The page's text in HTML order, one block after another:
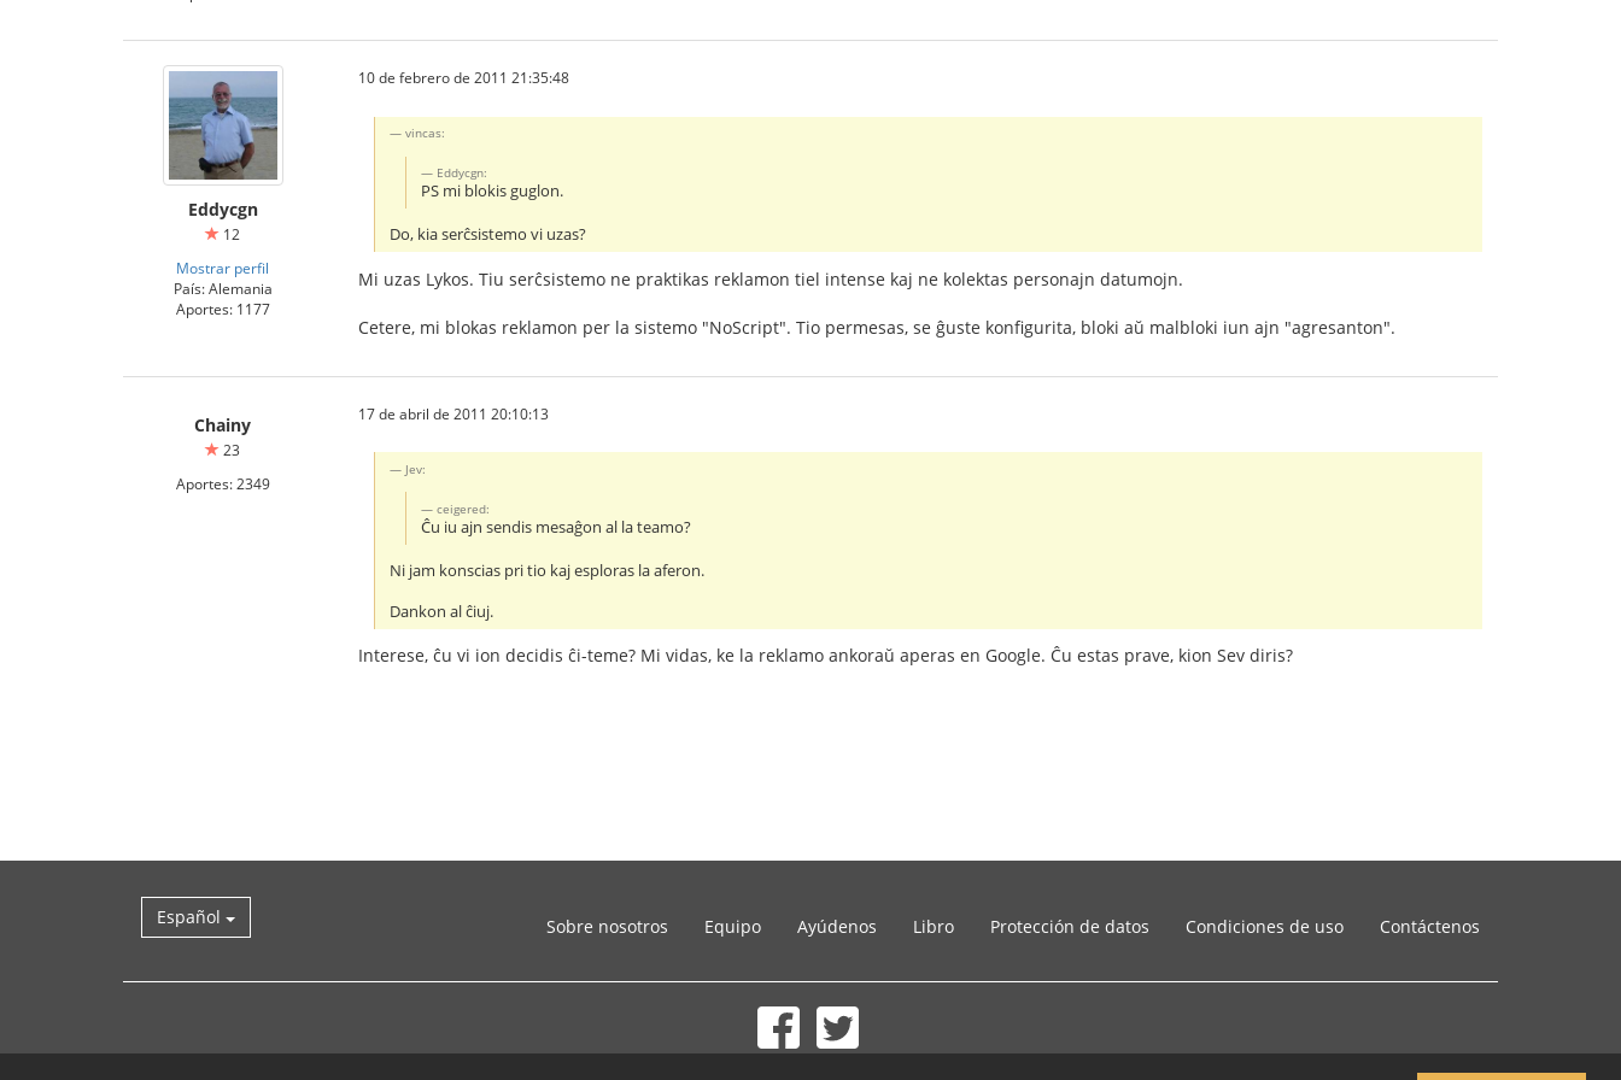
Eddycgn
12
Mostrar perfil
País: Alemania
Aportes: 1177
10 de febrero de 2011 21:35:48
vincas:
Eddycgn:
PS mi blokis guglon.
Do, kia serĉsistemo vi uzas?
Mi uzas Lykos. Tiu serĉsistemo ne praktikas reklamon tiel intense kaj ne kolektas personajn datumojn.
Cetere, mi blokas reklamon per la sistemo "NoScript". Tio permesas, se ĝuste konfigurita, bloki aŭ malbloki iun ajn "agresanton".
Chainy
23
Aportes: 2349
17 de abril de 2011 20:10:13
Jev:
ceigered:
Ĉu iu ajn sendis mesaĝon al la teamo?
Ni jam konscias pri tio kaj esploras la aferon.
Dankon al ĉiuj.
Interese, ĉu vi ion decidis ĉi-teme? Mi vidas, ke la reklamo ankoraŭ aperas en Google. Ĉu estas prave, kion Sev diris?
Español Sobre nosotros Equipo Ayúdenos Libro Protección de datos Condiciones de uso Contáctenos